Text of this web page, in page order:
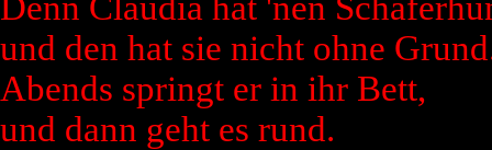
und den hat sie nicht ohne
Abends springt er in ihr Bett,
und dann geht es rund.